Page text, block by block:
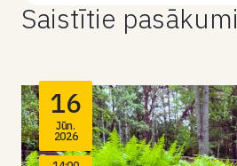
Saistītie pasākumi
16
Jūn.
2026